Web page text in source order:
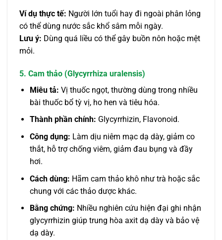
Ví dụ thực tế: Người lớn tuổi hay đi ngoài phân lỏng
có thể dùng nước sắc khổ sâm mỗi ngày.
Lưu ý: Dùng quá liều có thể gây buồn nôn hoặc mệt
mỏi.
5. Cam thảo (Glycyrrhiza uralensis)
Miêu tả: Vị thuốc ngọt, thường dùng trong nhiều
bài thuốc bổ tỳ vị, ho hen và tiêu hóa.
Thành phần chính: Glycyrrhizin, Flavonoid.
Công dụng: Làm dịu niêm mạc dạ dày, giảm co
thắt, hỗ trợ chống viêm, giảm đau bụng và đầy
hơi.
Cách dùng: Hãm cam thảo khô như trà hoặc sắc
chung với các thảo dược khác.
Bằng chứng: Nhiều nghiên cứu hiện đại ghi nhận
glycyrrhizin giúp trung hòa axit dạ dày và bảo vệ
dạ dày.